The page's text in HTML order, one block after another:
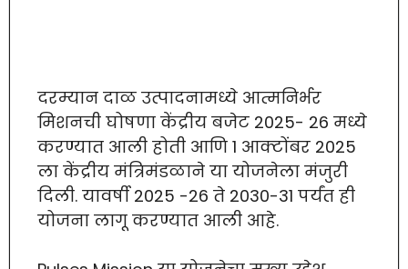
दरम्यान दाळ उत्पादनामध्ये आत्मनिर्भर
मिशनची घोषणा केंद्रीय बजेट 2025- 26 मध्ये
करण्यात आली होती आणि 1 आक्टोंबर 2025
ला केंद्रीय मंत्रिमंडळाने या योजनेला मंजुरी
दिली. यावर्षी 2025 -26 ते 2030-31 पर्यंत ही
योजना लागू करण्यात आली आहे.